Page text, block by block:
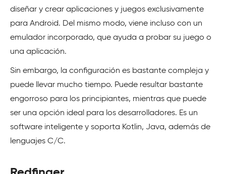
diseñar y crear aplicaciones y juegos exclusivamente
para Android. Del mismo modo, viene incluso con un
emulador incorporado, que ayuda a probar su juego o
una aplicación.
Sin embargo, la configuración es bastante compleja y
puede llevar mucho tiempo. Puede resultar bastante
engorroso para los principiantes, mientras que puede
ser una opción ideal para los desarrolladores. Es un
software inteligente y soporta Kotlin, Java, además de
lenguajes C/C.